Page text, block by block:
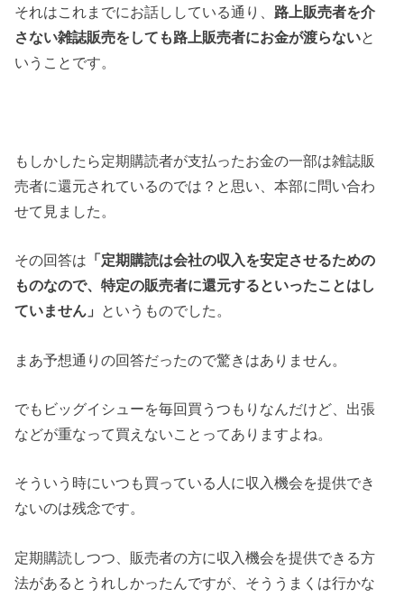
それはこれまでにお話ししている通り、 路上販売者を介
さない雑誌販売をしても路上販売者にお金が渡らないと
いうことです。
もしかしたら定期購読者が支払ったお金の一部は雑誌販
売者に還元されているのでは？と思い、本部に問い合わ
せて見ました。
その回答は 「定期購読は会社の収入を安定させるための
ものなので、特定の販売者に還元するといったことはし
ていません」 というものでした。
まあ予想通りの回答だったので驚きはありません。
でもビッグイシューを毎回買うつもりなんだけど、出張
などが重なって買えないことってありますよね。
そういう時にいつも買っている人に収入機会を提供でき
ないのは残念です。
定期購読しつつ、販売者の方に収入機会を提供できる方
法があるとうれしかったんですが、そううまくは行かな